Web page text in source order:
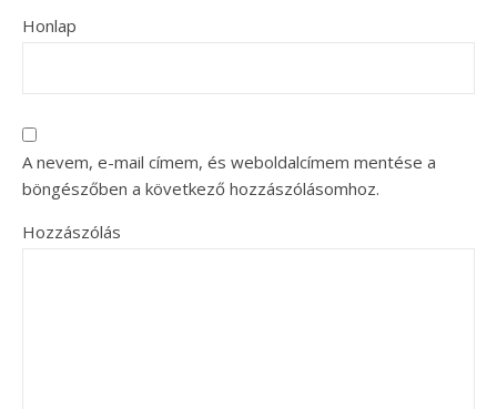
Honlap
A nevem, e-mail címem, és weboldalcímem mentése a
böngészőben a következő hozzászólásomhoz.
Hozzászólás